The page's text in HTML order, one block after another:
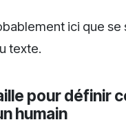
ici que
texte.
pour définir
humain